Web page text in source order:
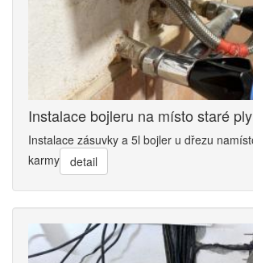
Instalace bojleru na místo staré
Instalace zásuvky a 5l bojler u dřezu
karmy
detail